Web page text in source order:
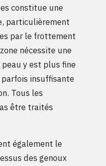
constitue une
particulièrement
par le frottement
nécessite une
y est plus fine
parfois insuffisante
Tous les
être traités
également le
des genoux